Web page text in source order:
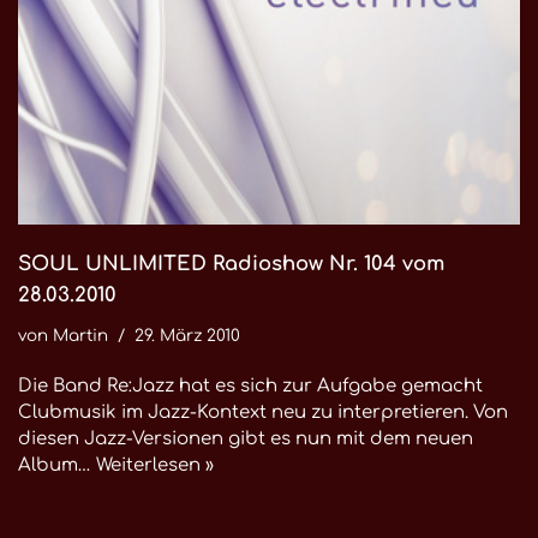
SOUL UNLIMITED Radioshow Nr. 104 vom
28.03.2010
von Martin 29. März 2010
Die Band Re:Jazz hat es sich zur Aufgabe gemacht
Clubmusik im Jazz-Kontext neu zu interpretieren. Von
diesen Jazz-Versionen gibt es nun mit dem neuen
Album… Weiterlesen »